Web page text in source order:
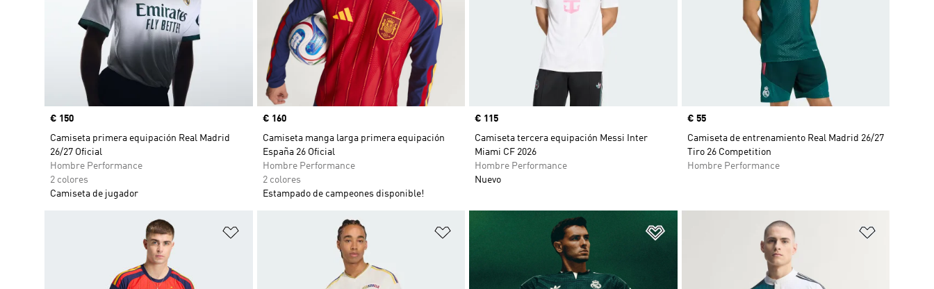
Precio
€ 150
Camiseta primera equipación Real Madrid
26/27 Oficial
Hombre Performance
2 colores
Camiseta de jugador
Precio
€ 160
Camiseta manga larga primera equipación
España 26 Oficial
Hombre Performance
2 colores
Estampado de campeones disponible!
Precio
€ 115
Camiseta tercera equipación Messi Inter
Miami CF 2026
Hombre Performance
Nuevo
Precio
€ 55
Camiseta de entrenamiento Real Madrid 26/27
Tiro 26 Competition
Hombre Performance
Añadir a la lista de deseos Añadir a la lista de deseos Añadir a la lista de deseos